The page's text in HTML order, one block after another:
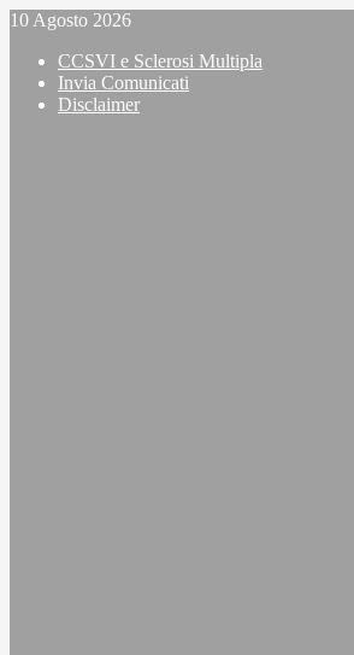
Vai
contenuto
10 Agosto 2026
CCSVI e Sclerosi Multipla
Invia Comunicati
Disclaimer